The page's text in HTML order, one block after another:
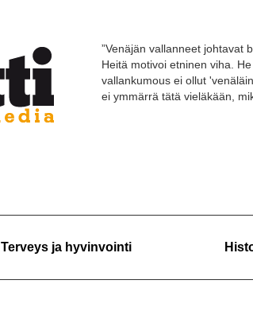
”Venäjän vallanneet johtavat
Heitä motivoi etninen viha.
vallankumous ei ollut
ei ymmärrä tätä vieläkään,
Terveys ja hyvinvointi